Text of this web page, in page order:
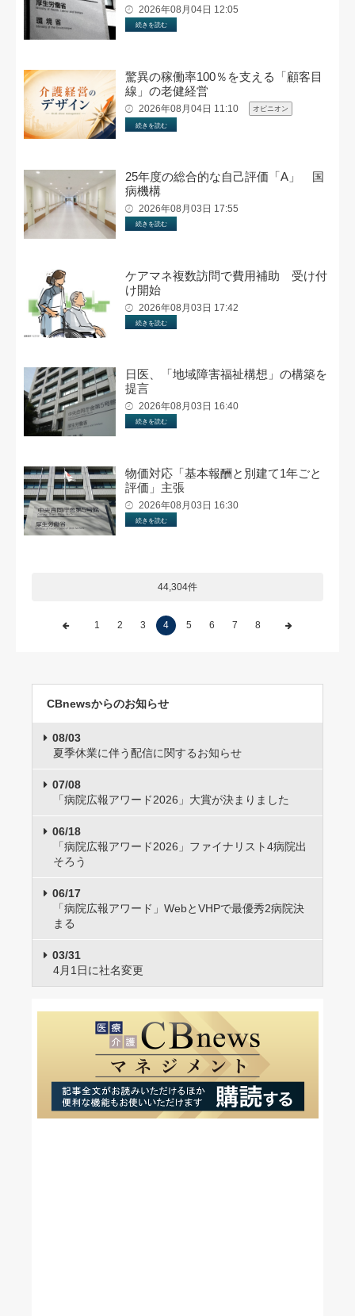
2026年08月04日 12:05
続きを読む
驚異の稼働率100％を支える「顧客目
線」の老健経営
2026年08月04日 11:10 オピニオン
続きを読む
25年度の総合的な自己評価「A」 国
病機構
2026年08月03日 17:55
続きを読む
ケアマネ複数訪問で費用補助 受け付
け開始
2026年08月03日 17:42
続きを読む
日医、「地域障害福祉構想」の構築を
提言
2026年08月03日 16:40
続きを読む
物価対応「基本報酬と別建て1年ごと
評価」主張
2026年08月03日 16:30
続きを読む
44,304件
1 2 3 4 5 6 7 8
CBnewsからのお知らせ
08/03
夏季休業に伴う配信に関するお知らせ
07/08
「病院広報アワード2026」大賞が決まりました
06/18
「病院広報アワード2026」ファイナリスト4病院出
そろう
06/17
「病院広報アワード」WebとVHPで最優秀2病院決
まる
03/31
4月1日に社名変更